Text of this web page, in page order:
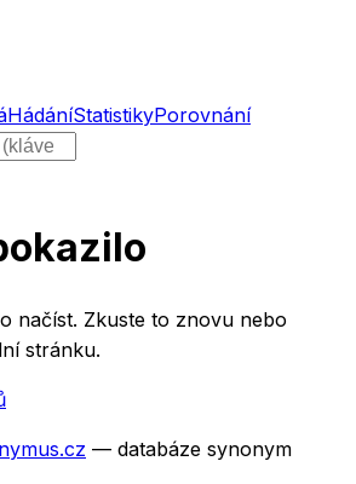
HádáníStatistikyPorovnání
načíst. Zkuste to znovu nebo
stránku.
— databáze synonym